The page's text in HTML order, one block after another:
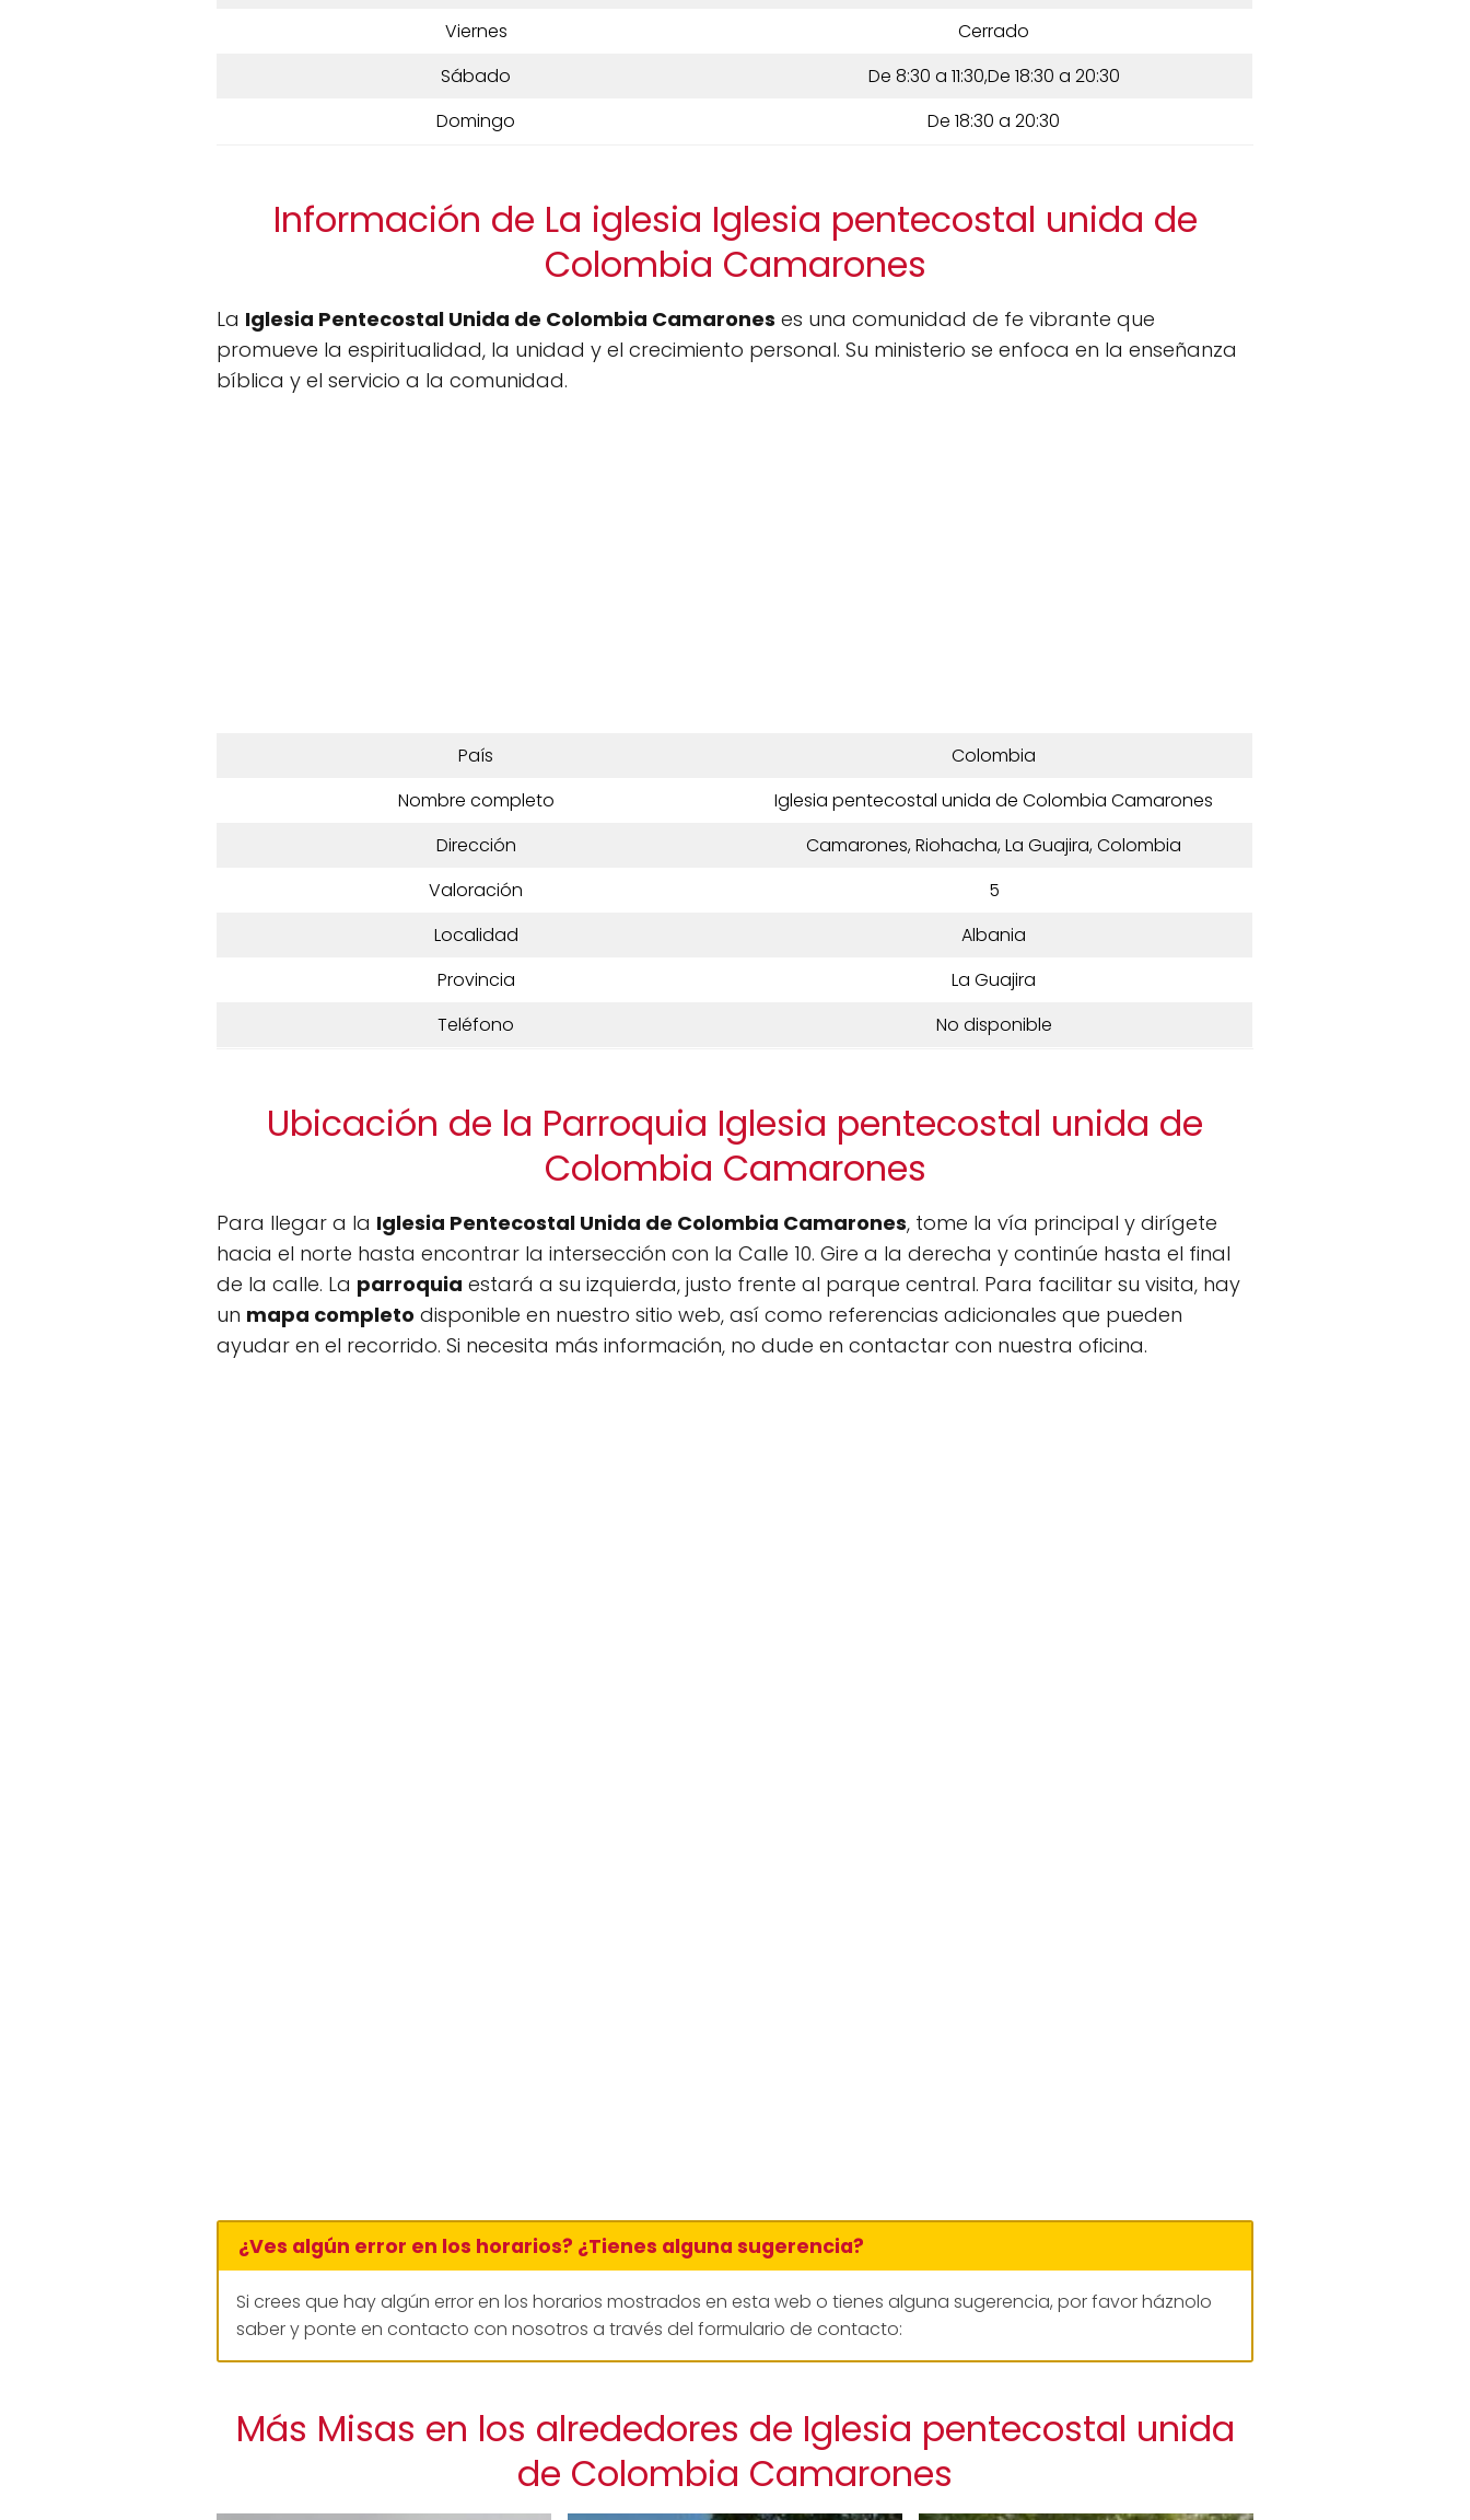
Viernes
Cerrado
Sábado
De 8:30 a 11:30,De 18:30 a 20:30
Domingo
De 18:30 a 20:30
Información de La iglesia Iglesia pentecostal unida de
Colombia Camarones
La Iglesia Pentecostal Unida de Colombia Camarones es una comunidad de fe vibrante que
promueve la espiritualidad, la unidad y el crecimiento personal. Su ministerio se enfoca en la enseñanza
bíblica y el servicio a la comunidad.
País
Colombia
Nombre completo
Iglesia pentecostal unida de Colombia Camarones
Dirección
Camarones, Riohacha, La Guajira, Colombia
Valoración
5
Localidad
Albania
Provincia
La Guajira
Teléfono
No disponible
Ubicación de la Parroquia Iglesia pentecostal unida de
Colombia Camarones
Para llegar a la Iglesia Pentecostal Unida de Colombia Camarones, tome la vía principal y dirígete
hacia el norte hasta encontrar la intersección con la Calle 10. Gire a la derecha y continúe hasta el final
de la calle. La parroquia estará a su izquierda, justo frente al parque central. Para facilitar su visita, hay
un mapa completo disponible en nuestro sitio web, así como referencias adicionales que pueden
ayudar en el recorrido. Si necesita más información, no dude en contactar con nuestra oficina.
¿Ves algún error en los horarios? ¿Tienes alguna sugerencia?
Si crees que hay algún error en los horarios mostrados en esta web o tienes alguna sugerencia, por favor háznolo
saber y ponte en contacto con nosotros a través del formulario de contacto:
Más Misas en los alrededores de Iglesia pentecostal unida
de Colombia Camarones